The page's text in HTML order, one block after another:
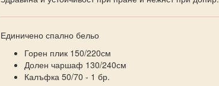
Единичено спално бельо
Горен плик 150/220см
Долен чаршаф 130/240см
Калъфка 50/70 - 1 бр.